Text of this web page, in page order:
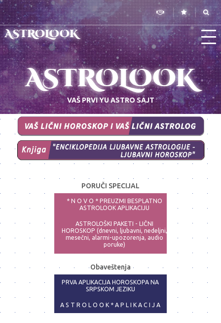
ASTROLOOK
ASTROLOOK
VAŠ PRVI YU ASTRO SAJT
PORUČI SPECIJAL
* N O V O * PREUZMI BESPLATNO
ASTROLOOK APLIKACIJU
ASTROLOŠKI PAKETI - LIČNI
HOROSKOP (dnevni, ljubavni, nedeljni,
mesečni, alarmi-upozorenja, audio
poruke)
ANALIZE
Obaveštenja
PRVA APLIKACIJA HOROSKOPA NA
SRPSKOM JEZIKU
A S T R O L O O K * A P L I K A C I J A